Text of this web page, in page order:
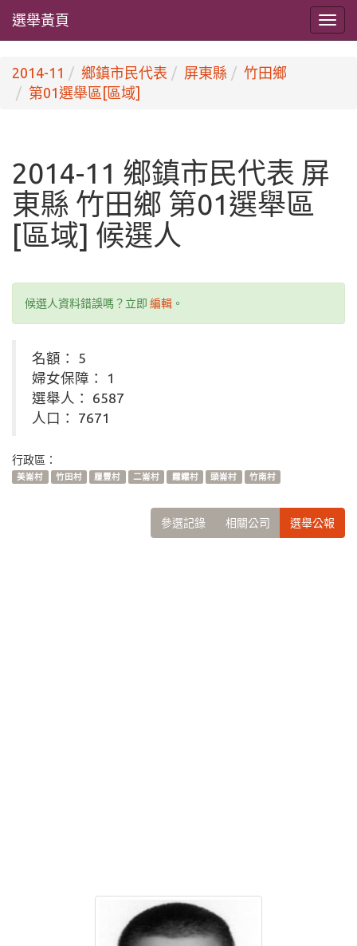
選舉黃頁
2014-11 鄉鎮市民代表 屏東縣
竹田鄉
第01選舉區[區域]
2014-11 鄉鎮市民代表 屏
東縣 竹田鄉 第01選舉區
[區域] 候選人
候選人資料錯誤嗎？立即 編輯 。
名額： 5
婦女保障： 1
選舉人： 6587
人口： 7671
行政區：
美崙村 竹田村 履豐村 二崙村 糶糴村 頭崙村 竹南村
參選記錄 相關公司 選舉公報